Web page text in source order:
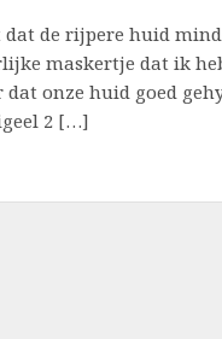
de rijpere huid
maskertje dat ik
onze huid goed
2 […]